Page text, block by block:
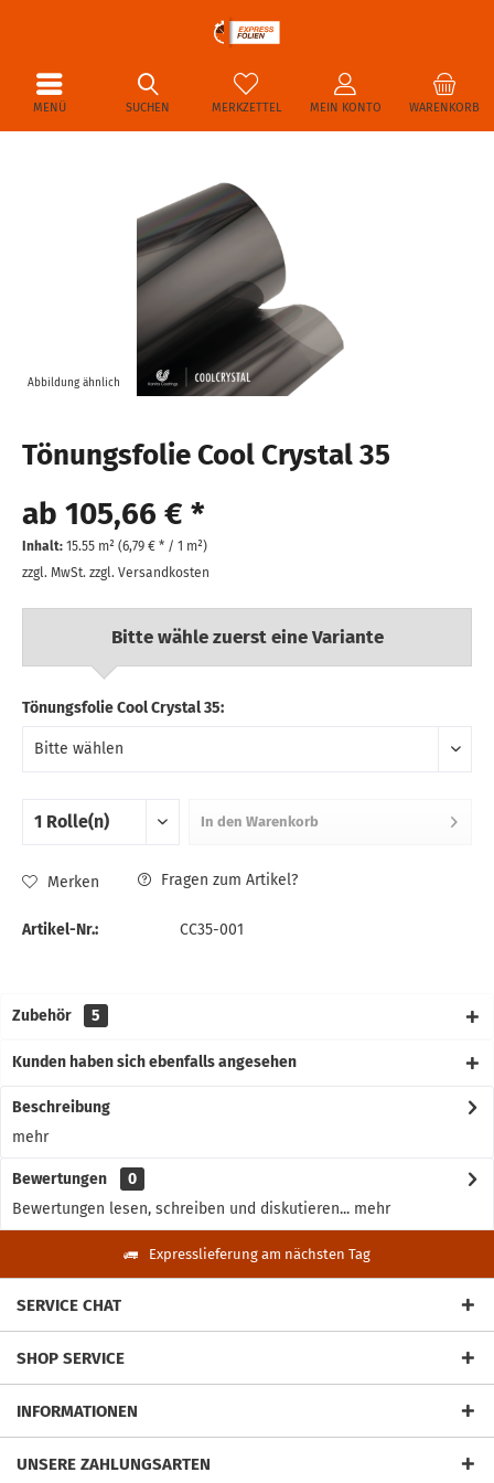
MENÜ WARENKORB
MERKZETTEL MEIN KONTO
SUCHEN
Abbildung ähnlich
Tönungsfolie Cool Crystal 35
ab 105,66 € *
Inhalt: 15.55 m² (6,79 € * / 1 m²)
zzgl. MwSt. zzgl. Versandkosten
Bitte wähle zuerst eine Variante
Tönungsfolie Cool Crystal 35:
In den Warenkorb
Merken Fragen zum Artikel?
Artikel-Nr.: CC35-001
Zubehör 5
Kunden haben sich ebenfalls angesehen
Beschreibung
mehr
Bewertungen
0
Bewertungen lesen, schreiben und diskutieren... mehr
Expresslieferung am nächsten Tag
SERVICE CHAT
SHOP SERVICE
INFORMATIONEN
UNSERE ZAHLUNGSARTEN